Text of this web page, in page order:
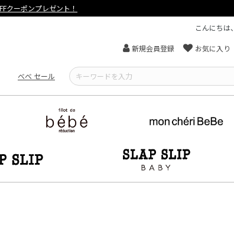
クーポンプレゼント！
こんにちは
新規会員登録 お気に入り
べべ セール